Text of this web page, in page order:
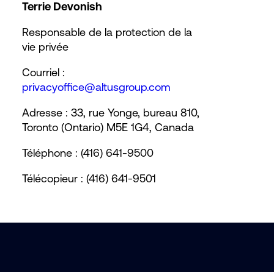
Terrie Devonish
Responsable de la protection de la
vie privée
Courriel :
privacyoffice@altusgroup.com
Adresse : 33, rue Yonge, bureau 810,
Toronto (Ontario) M5E 1G4, Canada
Téléphone : (416) 641-9500
Télécopieur : (416) 641-9501